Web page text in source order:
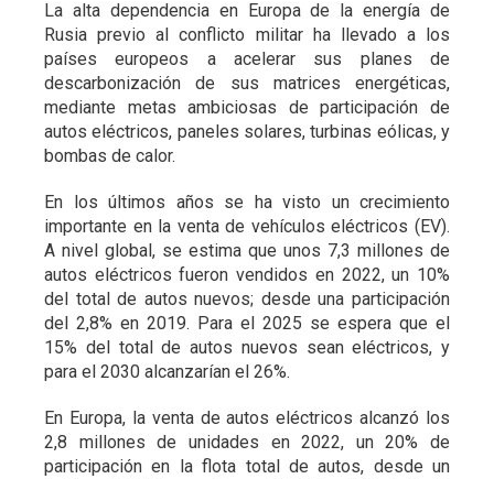
La alta dependencia en Europa de la energía de
Rusia previo al conflicto militar ha llevado a los
países europeos a acelerar sus planes de
descarbonización de sus matrices energéticas,
mediante metas ambiciosas de participación de
autos eléctricos, paneles solares, turbinas eólicas, y
bombas de calor.
En los últimos años se ha visto un crecimiento
importante en la venta de vehículos eléctricos (EV).
A nivel global, se estima que unos 7,3 millones de
autos eléctricos fueron vendidos en 2022, un 10%
del total de autos nuevos; desde una participación
del 2,8% en 2019. Para el 2025 se espera que el
15% del total de autos nuevos sean eléctricos, y
para el 2030 alcanzarían el 26%.
En Europa, la venta de autos eléctricos alcanzó los
2,8 millones de unidades en 2022, un 20% de
participación en la flota total de autos, desde un